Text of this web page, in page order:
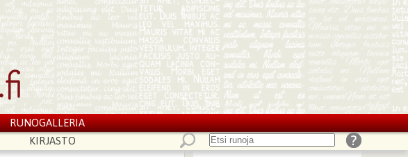
RUNOGALLERIA
KIRJASTO